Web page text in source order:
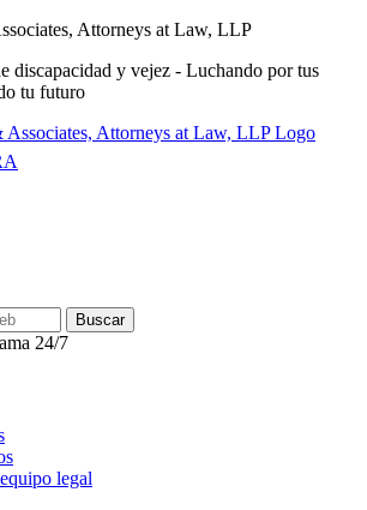
Attorneys at Law, LLP
discapacidad y vejez - Luchando por tus
tu futuro
Buscar
24/7
legal